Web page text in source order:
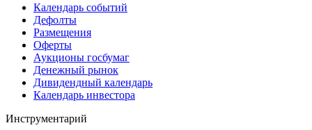
Календарь событий
Дефолты
Размещения
Оферты
Аукционы госбумаг
Денежный рынок
Дивидендный календарь
Календарь инвестора
Инструментарий